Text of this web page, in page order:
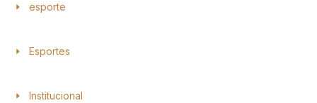
esporte
Esportes
Institucional